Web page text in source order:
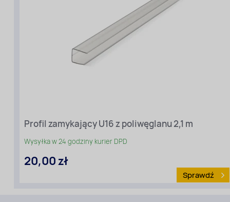
Profil zamykający U16 z poliwęglanu 2,1 m
Wysyłka w 24 godziny kurier DPD
20,00 zł
Sprawdź